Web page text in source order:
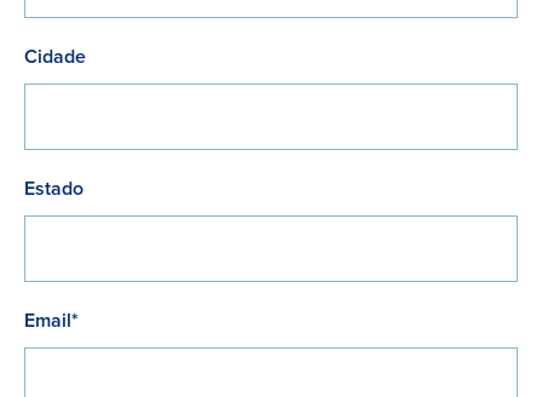
Cidade
Estado
Email*